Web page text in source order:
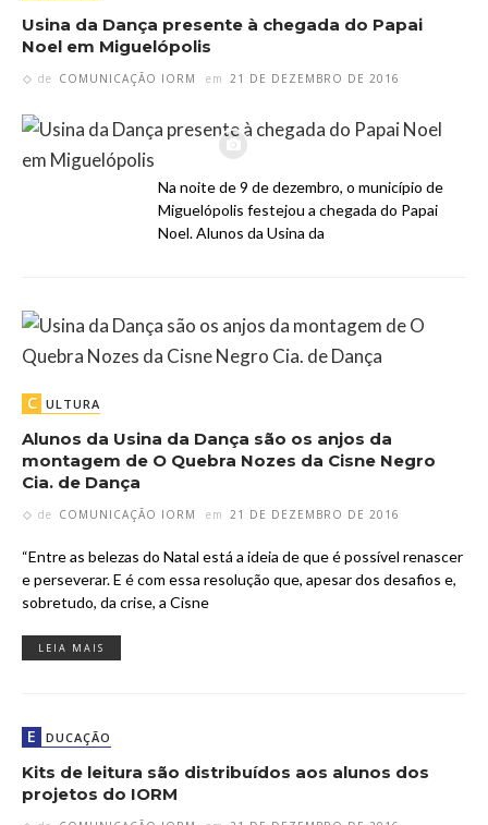
Usina da Dança presente à chegada do Papai
Noel em Miguelópolis
de COMUNICAÇÃO IORM em 21 DE DEZEMBRO DE 2016
Na noite de 9 de dezembro, o município de
Miguelópolis festejou a chegada do Papai
Noel. Alunos da Usina da
C ULTURA
Alunos da Usina da Dança são os anjos da
montagem de O Quebra Nozes da Cisne Negro
Cia. de Dança
de COMUNICAÇÃO IORM em 21 DE DEZEMBRO DE 2016
“Entre as belezas do Natal está a ideia de que é possível renascer
e perseverar. E é com essa resolução que, apesar dos desafios e,
sobretudo, da crise, a Cisne
LEIA MAIS
E DUCAÇÃO
Kits de leitura são distribuídos aos alunos dos
projetos do IORM